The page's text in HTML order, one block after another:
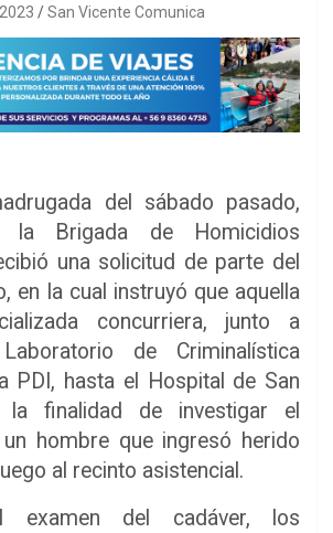
San Vicente Comunica
del sábado pasado,
la Brigada de Homicidios
una solicitud de parte del
en la cual instruyó que aquella
concurriera, junto a
de Criminalística
PDI, hasta el Hospital de San
la finalidad de investigar el
hombre que ingresó herido
al recinto asistencial.
examen del cadáver, los